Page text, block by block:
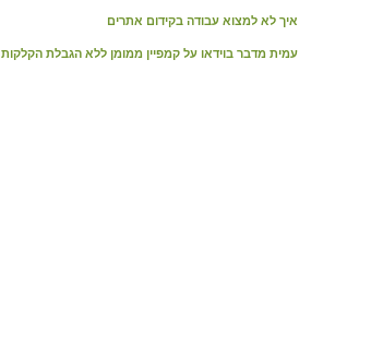
איך לא למצוא עבודה בקידום אתרים
עמית מדבר בוידאו על קמפיין ממומן ללא הגבלת הקלקות